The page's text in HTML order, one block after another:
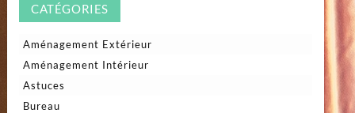
CATÉGORIES
Aménagement Extérieur
Aménagement Intérieur
Astuces
Bureau